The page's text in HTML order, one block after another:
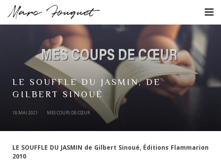
L’agenda
Les livres
LE SOUFFLE DU JASMIN, DE
GILBERT SINOUÉ
18 MAI 2021 MES COUPS DE CŒUR
LE SOUFFLE DU JASMIN de Gilbert Sinoué, Éditions Flammarion
2010